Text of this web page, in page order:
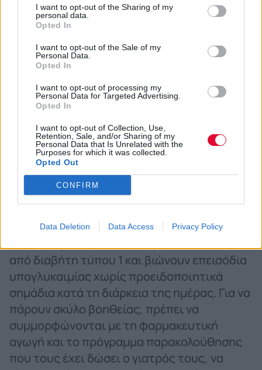
I want to opt-out of the Sharing of my
personal data.
Opted In
I want to opt-out of the Sale of my
Personal Data.
Opted In
I want to opt-out of processing my
Personal Data for Targeted Advertising.
Opted In
I want to opt-out of Collection, Use,
Retention, Sale, and/or Sharing of my
Personal Data that Is Unrelated with the
Purposes for which it was collected.
Opted Out
CONFIRM
Data Deletion Data Access Privacy Policy
εξοπλισμένοι με ένα πολύ εμφανές κιτ
πρώτων βοηθειών που μοιάζει με
σακίδιο. Αυτό συνήθως
περιλαμβάνει στοιχεία ταυτοποίησης και
επικοινωνίας, μια απλή και
ευκολόπεπτη πηγή γλυκόζης και
φάρμακα. Άνθρωποι που βλέπουν τέτοια
σκυλιά στο δρόμο, καλό θα είναι να είναι
έτοιμοι να παρέχουν βοήθεια σε περίπτωση
που τους ζητηθεί.
Πότε είναι καλό να σκεφτούμε έναν σκύλο-
βοηθό;
Τα άτομα με διαβήτη που παίρνουν
από διαβήτη τύπου 1 και βιώνουν επεισόδια
υπογλυκαιμίας χωρίς προειδοποιητικά
σημάδια κατά τη διάρκεια της ημέρας. Για να
πάρουν σκύλο βοηθείας, πρέπει να
συμμορφώνονται με τη φαρμακευτική
αγωγή και το πρόγραμμα παρακολούθησης
που τους έχει δώσει ο γιατρός τους, να